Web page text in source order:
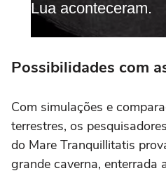
Possibilidades com
Com simulações e
terrestres, os
do Mare Tranquillitatis
grande caverna, enterrada